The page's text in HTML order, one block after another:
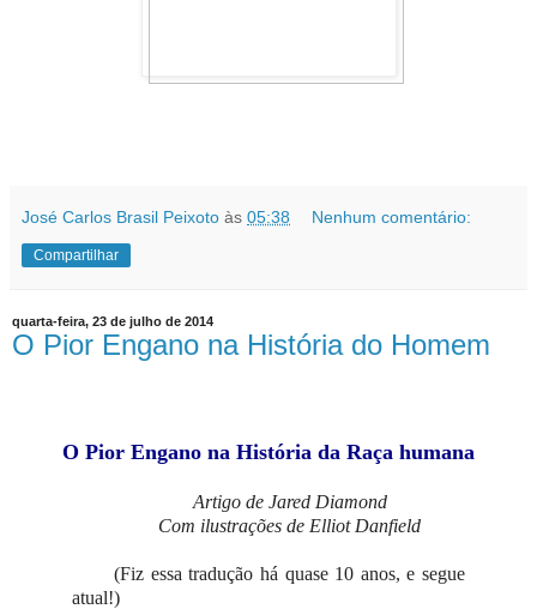
José Carlos Brasil Peixoto às 05:38 Nenhum comentário:
Compartilhar
quarta-feira, 23 de julho de 2014
O Pior Engano na História do Homem
O Pior Engano na História da Raça humana
Artigo de Jared Diamond
Com ilustrações de Elliot Danfield
(Fiz essa tradução há quase 10 anos, e segue
atual!)